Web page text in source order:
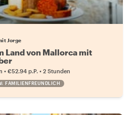
Jorge
Land von Mallorca mit
• €52.94 p.P. • 2 Stunden
FAMILIENFREUNDLICH